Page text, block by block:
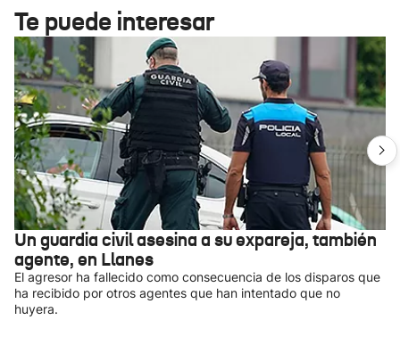
Te puede interesar
Un guardia civil asesina a su expareja, también
agente, en Llanes
El agresor ha fallecido como consecuencia de los disparos que
ha recibido por otros agentes que han intentado que no
huyera.